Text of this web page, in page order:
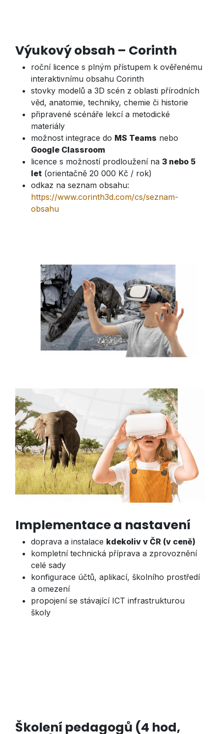
Výukový obsah – Corinth
roční licence s plným přístupem k ověřenému
interaktivnímu obsahu Corinth
stovky modelů a 3D scén z oblasti přírodních
věd, anatomie, techniky, chemie či historie
připravené scénáře lekcí a metodické
materiály
možnost integrace do MS Teams nebo
Google Classroom
licence s možností prodloužení na 3 nebo 5
let (orientačně 20 000 Kč / rok)
odkaz na seznam obsahu:
https://www.corinth3d.com/cs/seznam-
obsahu
Implementace a nastavení
doprava a instalace kdekoliv v ČR (v ceně)
kompletní technická příprava a zprovoznění
celé sady
konfigurace účtů, aplikací, školního prostředí
a omezení
propojení se stávající ICT infrastrukturou
školy
Školení pedagogů (4 hod,